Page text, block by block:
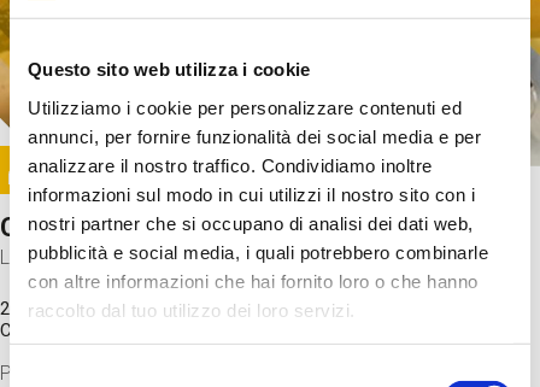
Questo sito web utilizza i cookie
Utilizziamo i cookie per personalizzare contenuti ed
annunci, per fornire funzionalità dei social media e per
analizzare il nostro traffico. Condividiamo inoltre
informazioni sul modo in cui utilizzi il nostro sito con i
nostri partner che si occupano di analisi dei dati web,
pubblicità e social media, i quali potrebbero combinarle
con altre informazioni che hai fornito loro o che hanno
raccolto dal tuo utilizzo dei loro servizi.
Selezione
Image
SUNDAY@STEP
Come funziona il cervello?
Laboratorio
20 Set 2026 / 11:15 - 13:00
Costo
Proveremo a costruire un cervello in cartoncino cercando di